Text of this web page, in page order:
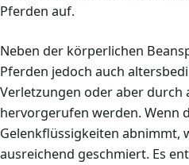
Pferden auf.
Neben der körperlichen
Pferden jedoch auch
Verletzungen oder aber durch
hervorgerufen werden. Wenn
Gelenkflüssigkeiten abnimmt,
ausreichend geschmiert. Es